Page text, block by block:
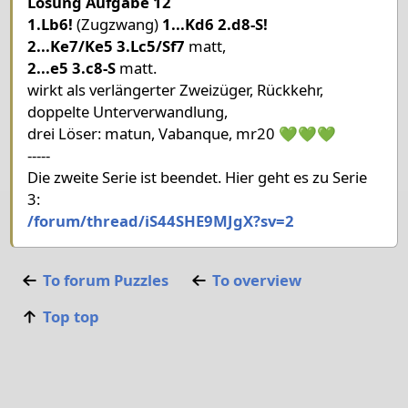
4
3
2
1
Pieces lists
King g5
Bishop c5 Bishop c6 Pawn c7
Pawn d7
Pieces Black
King e5
Pawn e6
1.Lb6! (Zugzwang) 1...Kd6 2.d8-S!
2...Ke7/Ke5 3.Lc5/Sf7 matt,
2...e5 3.c8-Smatt.
wirkt als verlängerter Zweizüger, Rückkehr,
doppelte Unterverwandlung,
drei Löser: matun, Vabanque, mr20 💚💚💚
-----
Die zweite Serie ist beendet. Hier geht es zu Serie
3:
/forum/thread/iS44SHE9MJgX?sv=2
To forum Puzzles
To overview
Top top